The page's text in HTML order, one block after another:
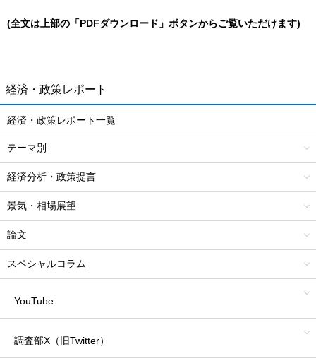
(全文は上部の「PDFダウンロード」ボタンからご覧いただけます)
経済・政策レポート
経済・政策レポート一覧
テーマ別
経済分析・政策提言
景気・相場展望
論文
スペシャルコラム
YouTube
調査部X（旧Twitter）